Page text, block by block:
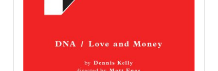
Contacter le Dawson Theatre